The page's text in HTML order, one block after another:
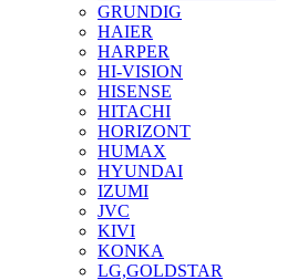
GRUNDIG
HAIER
HARPER
HI-VISION
HISENSE
HITACHI
HORIZONT
HUMAX
HYUNDAI
IZUMI
JVC
KIVI
KONKA
LG,GOLDSTAR